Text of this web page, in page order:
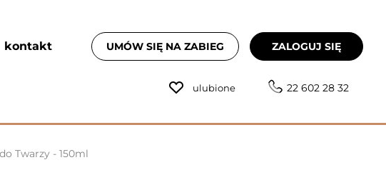
kontakt UMÓW SIĘ NA ZABIEG ZALOGUJ SIĘ
ulubione 22 602 28 32
Twarzy - 150ml